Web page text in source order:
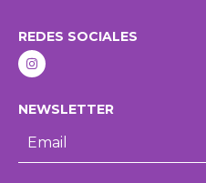
REDES SOCIALES
NEWSLETTER